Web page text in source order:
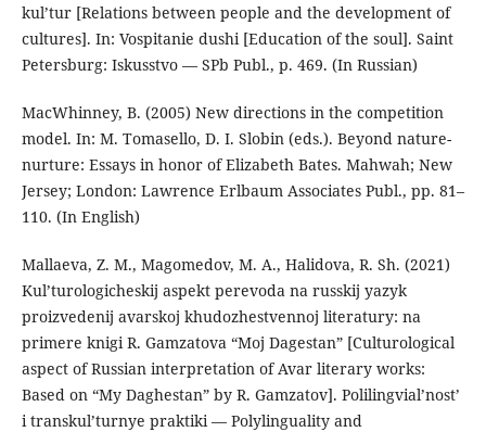
kul’tur [Relations between people and the development of
cultures]. In: Vospitanie dushi [Education of the soul]. Saint
Petersburg: Iskusstvo — SPb Publ., p. 469. (In Russian)
MacWhinney, B. (2005) New directions in the competition
model. In: M. Tomasello, D. I. Slobin (eds.). Beyond nature-
nurture: Essays in honor of Elizabeth Bates. Mahwah; New
Jersey; London: Lawrence Erlbaum Associates Publ., pp. 81–
110. (In English)
Mallaeva, Z. M., Magomedov, M. A., Halidova, R. Sh. (2021)
Kul’turologicheskij aspekt perevoda na russkij yazyk
proizvedenij avarskoj khudozhestvennoj literatury: na
primere knigi R. Gamzatova “Moj Dagestan” [Culturological
aspect of Russian interpretation of Avar literary works:
Based on “My Daghestan” by R. Gamzatov]. Polilingvial’nost’
i transkul’turnye praktiki — Polylinguality and